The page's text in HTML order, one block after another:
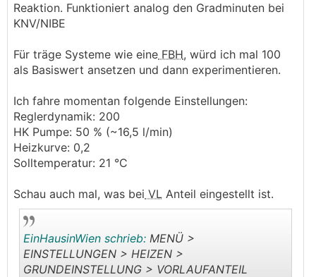
Reaktion. Funktioniert analog den Gradminuten bei
KNV/NIBE
Für träge Systeme wie eine FBH, würd ich mal 100
als Basiswert ansetzen und dann experimentieren.
Ich fahre momentan folgende Einstellungen:
Reglerdynamik: 200
HK Pumpe: 50 % (~16,5 l/min)
Heizkurve: 0,2
Solltemperatur: 21 °C
Schau auch mal, was bei VL Anteil eingestellt ist.
EinHausinWien schrieb: MENÜ >
EINSTELLUNGEN > HEIZEN >
GRUNDEINSTELLUNG > VORLAUFANTEIL